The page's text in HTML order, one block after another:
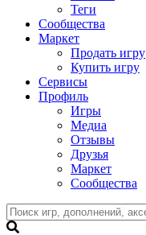
Теги
Сообщества
Маркет
Продать игру
Купить игру
Сервисы
Профиль
Игры
Медиа
Отзывы
Друзья
Маркет
Сообщества